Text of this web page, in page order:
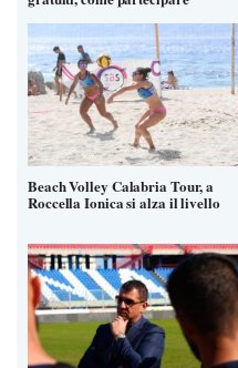
Beach Volley Calabria Tour, a
Roccella Ionica si alza il livello